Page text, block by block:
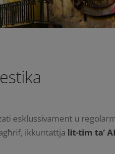
esklussivament u
ikkuntattja lit-tim ta’